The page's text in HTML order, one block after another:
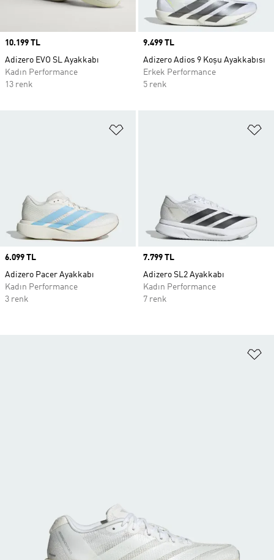
Price
10.199 TL
Adizero EVO SL Ayakkabı
Kadın Performance
13 renk
Price
9.499 TL
Adizero Adios 9 Koşu Ayakkabısı
Erkek Performance
5 renk
Price
6.099 TL
Adizero Pacer Ayakkabı
Kadın Performance
3 renk
Price
7.799 TL
Adizero SL2 Ayakkabı
Kadın Performance
7 renk